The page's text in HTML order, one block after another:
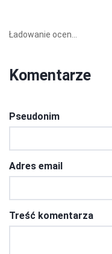
Ładowanie ocen...
Komentarze
Pseudonim
Adres email
Treść komentarza